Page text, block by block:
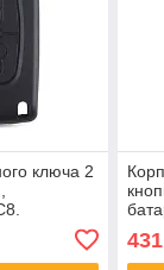
ключа 2